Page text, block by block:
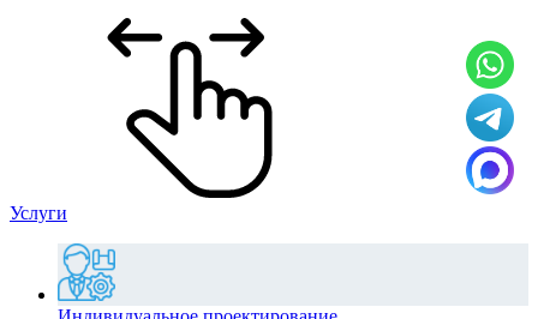
Услуги